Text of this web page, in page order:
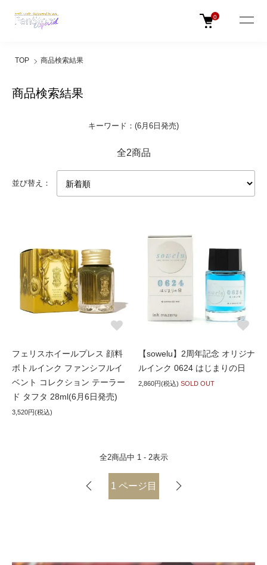
0
TOP 商品検索結果
商品検索結果
キーワード：(6月6日発売)
全2商品
並び替え：
フェリスホイールプレス 顔料
ボトルインク ファンシフルイ
ベント コレクション テーラー
ド タフタ 28ml(6月6日発売)
3,520円(税込)
【sowelu】2周年記念 オリジナ
ルインク 0624 はじまりの日
2,860円(税込) SOLD OUT
全2商品中 1 - 2表示
1 ページ目